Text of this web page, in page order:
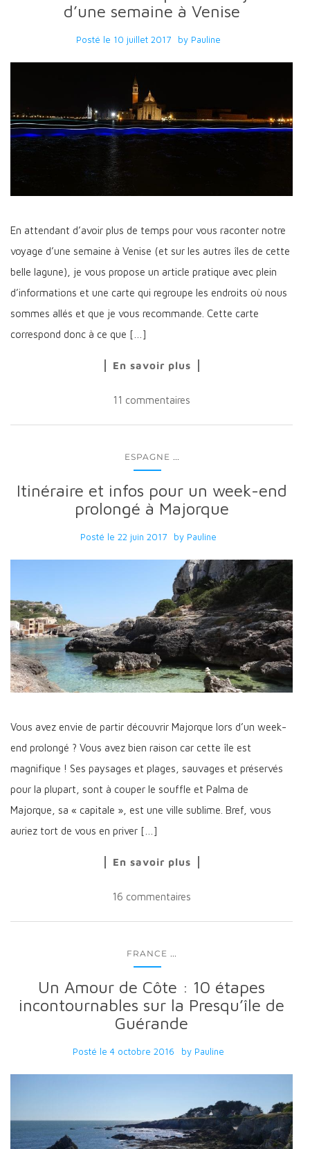
d’une semaine à Venise
Posté le 10 juillet 2017 by Pauline
En attendant d’avoir plus de temps pour vous raconter notre
voyage d’une semaine à Venise (et sur les autres îles de cette
belle lagune), je vous propose un article pratique avec plein
d’informations et une carte qui regroupe les endroits où nous
sommes allés et que je vous recommande. Cette carte
correspond donc à ce que […]
En savoir plus
11 commentaires
ESPAGNE
Itinéraire et infos pour un week-end
prolongé à Majorque
Posté le 22 juin 2017 by Pauline
Vous avez envie de partir découvrir Majorque lors d’un week-
end prolongé ? Vous avez bien raison car cette île est
magnifique ! Ses paysages et plages, sauvages et préservés
pour la plupart, sont à couper le souffle et Palma de
Majorque, sa « capitale », est une ville sublime. Bref, vous
auriez tort de vous en priver […]
En savoir plus
16 commentaires
FRANCE
Un Amour de Côte : 10 étapes
incontournables sur la Presqu’île de
Guérande
Posté le 4 octobre 2016 by Pauline